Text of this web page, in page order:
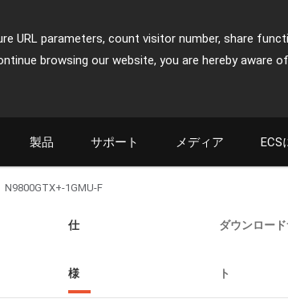
URL parameters, count visitor number, share
browsing our website, you are hereby aware
製品 サポート メディア ECS
N9800GTX+-1GMU-F
仕
様
ダウンロー
ト